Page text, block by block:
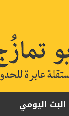
البث اليومي